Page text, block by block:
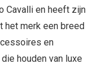
Cavalli en heeft zijn
het merk een breed
en
houden van luxe